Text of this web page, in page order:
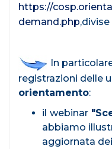
https://
demand.php
In
registrazioni delle
orientamento:
il webinar
abbiamo
aggiornata